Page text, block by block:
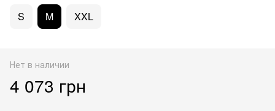
S M XXL
Нет в наличии
4 073 грн